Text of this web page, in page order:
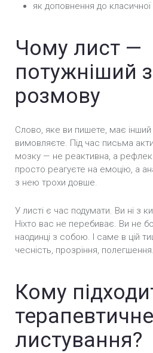
як доповнення до класичної
Чому лист —
потужніший
розмову
Слово, яке ви пишете, має інший
вимовляєте. Під час письма
мозку — не реактивна, а
просто реагуєте на емоцію, а
з нею трохи довше.
У листі є час подумати. Ви ні з
Ніхто вас не перебиває. Ви не
наодинці з собою. І саме в цій
чесність, прозріння, полегшення.
Кому
терапевтичне
листування?